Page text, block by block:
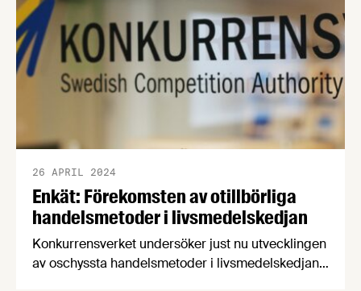
Enkät: Förekomsten av otillbörliga
handelsmetoder i livsmedelskedjan
26 APRIL 2024
Konkurrensverket undersöker just nu utvecklingen
av oschyssta handelsmetoder i livsmedelskedjan,